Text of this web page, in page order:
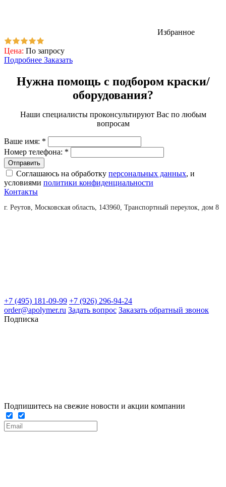
Избранное
Цена: По запросу
Подробнее Заказать
Нужна помощь с подбором краски/
оборудования?
Наши специалисты проконсультируют Вас по любым
вопросам
Ваше имя: *
Номер телефона: *
Соглашаюсь на обработку персональных данных, и
условиями политики конфиденциальности
Контакты
г. Реутов, Московская область, 143960, Транспортный переулок, дом 8
+7 (495) 181-09-99 +7 (926) 296-94-24
order@apolymer.ru Задать вопрос Заказать обратный звонок
Подписка
Подпишитесь на свежие новости и акции компании